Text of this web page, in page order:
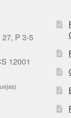
P 3-5
12001